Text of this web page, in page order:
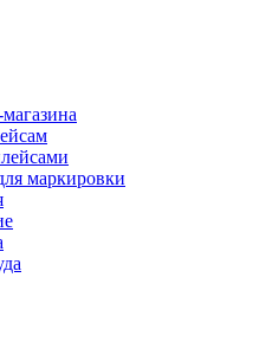
маркировки